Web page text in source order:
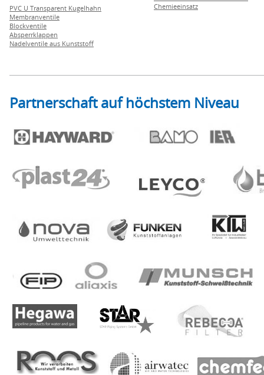
PVC U Transparent Kugelhahn
Membranventile
Blockventile
Absperrklappen
Nadelventile aus Kunststoff
Chemieeinsatz
Partnerschaft auf höchstem Niveau